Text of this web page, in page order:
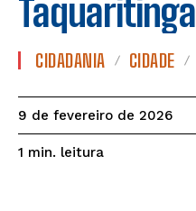
Taquaritinga
CIDADANIA CIDADE
9 de fevereiro de 2026
1 min. leitura